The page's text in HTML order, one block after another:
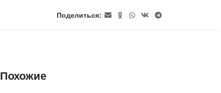
Поделиться:
Похожие